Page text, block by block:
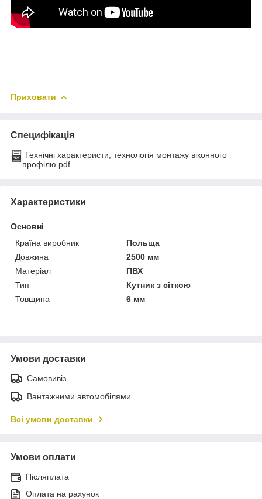
Приховати
Специфікація
Технічні характеристи, технологія монтажу віконного
профілю.pdf
Характеристики
Основні
Країна виробник
Польща
Довжина
2500 мм
Матеріал
ПВХ
Тип
Кутник з сіткою
Товщина
6 мм
Умови доставки
Самовивіз
Вантажними автомобілями
Всі умови доставки
Умови оплати
Післяплата
Оплата на рахунок